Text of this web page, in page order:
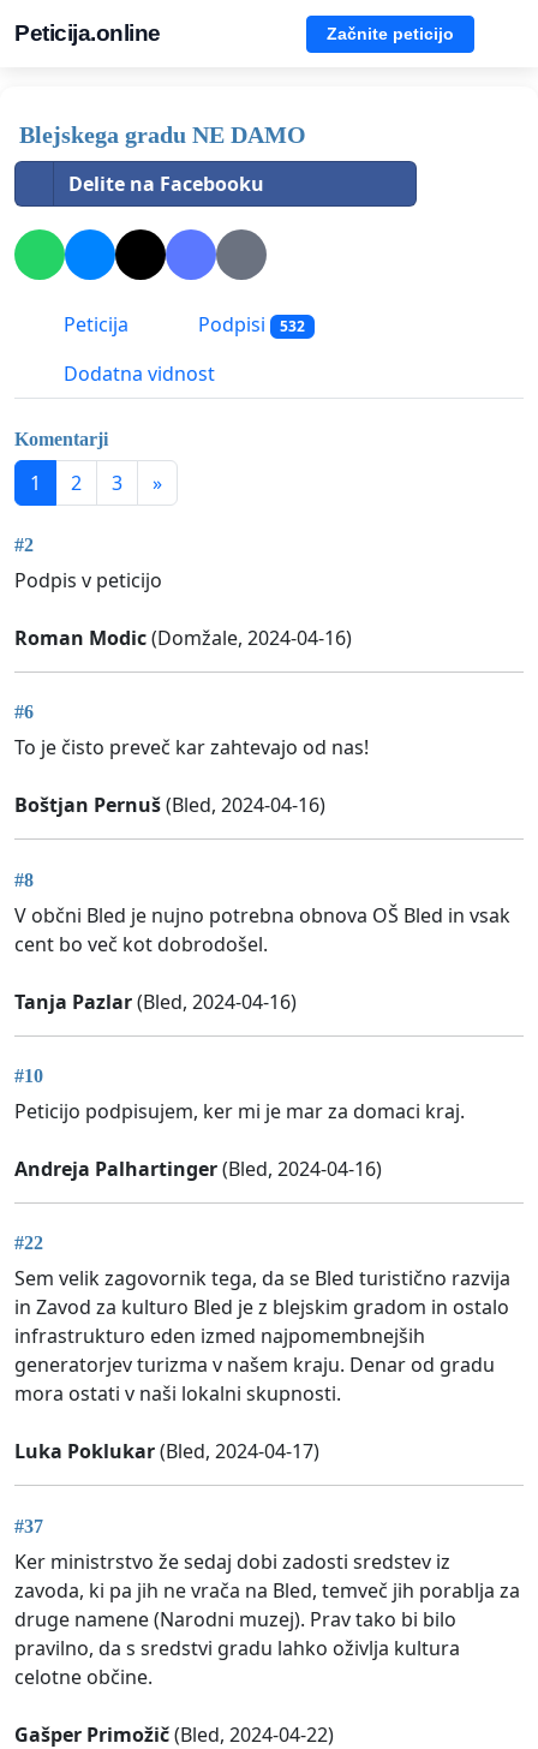
Peticija.online Začnite peticijo
Blejskega gradu NE DAMO
Delite na Facebooku
Peticija Podpisi 532
Dodatna vidnost
Komentarji
1 2 3 »
#2
Podpis v peticijo
Roman Modic(Domžale, 2024-04-16)
#6
To je čisto preveč kar zahtevajo od nas!
Boštjan Pernuš(Bled, 2024-04-16)
#8
V občni Bled je nujno potrebna obnova OŠ Bled in vsak
cent bo več kot dobrodošel.
Tanja Pazlar(Bled, 2024-04-16)
#10
Peticijo podpisujem, ker mi je mar za domaci kraj.
Andreja Palhartinger(Bled, 2024-04-16)
#22
Sem velik zagovornik tega, da se Bled turistično razvija
in Zavod za kulturo Bled je z blejskim gradom in ostalo
infrastrukturo eden izmed najpomembnejših
generatorjev turizma v našem kraju. Denar od gradu
mora ostati v naši lokalni skupnosti.
Luka Poklukar(Bled, 2024-04-17)
#37
Ker ministrstvo že sedaj dobi zadosti sredstev iz
zavoda, ki pa jih ne vrača na Bled, temveč jih porablja za
druge namene (Narodni muzej). Prav tako bi bilo
pravilno, da s sredstvi gradu lahko oživlja kultura
celotne občine.
Gašper Primožič(Bled, 2024-04-22)